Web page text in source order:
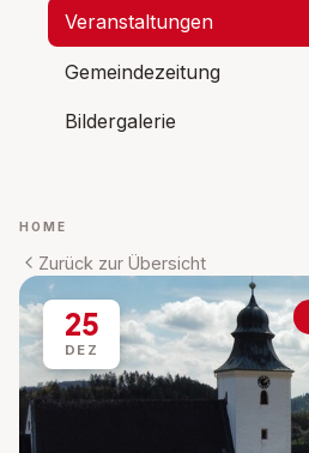
Veranstaltungen
Gemeindezeitung
Bildergalerie
HOME
Zurück zur Übersicht
25
DEZ